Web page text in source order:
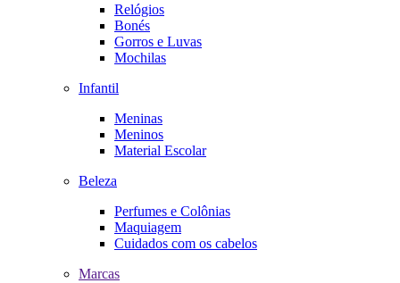
Relógios
Bonés
Gorros e Luvas
Mochilas
Infantil
Meninas
Meninos
Material Escolar
Beleza
Perfumes e Colônias
Maquiagem
Cuidados com os cabelos
Marcas